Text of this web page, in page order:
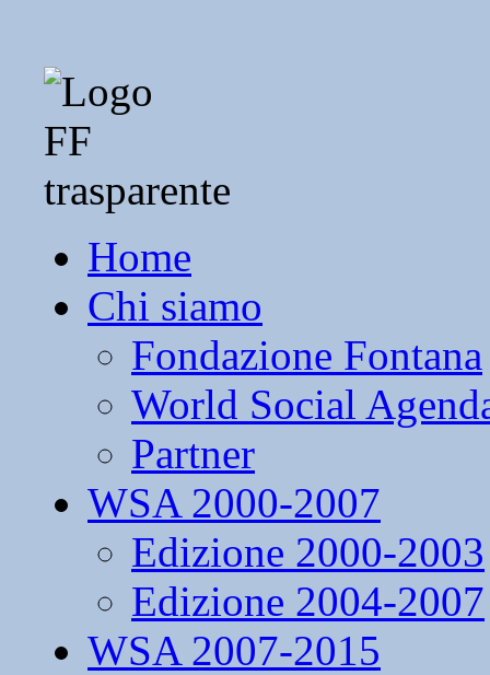
Home
Chi siamo
Fondazione Fontana
World Social
Partner
WSA 2000-2007
Edizione 2000-2003
Edizione 2004-2007
WSA 2007-2015